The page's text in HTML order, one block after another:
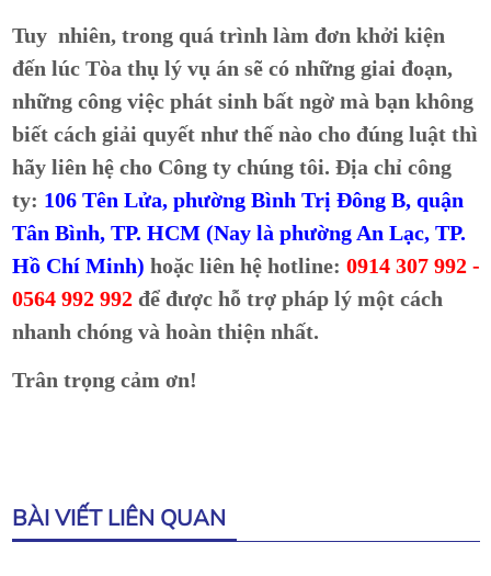
Tuy nhiên, trong quá trình làm đơn khởi kiện
đến lúc Tòa thụ lý vụ án sẽ có những giai đoạn,
những công việc phát sinh bất ngờ mà bạn không
biết cách giải quyết như thế nào cho đúng luật thì
hãy liên hệ cho Công ty chúng tôi. Địa chỉ công
ty: 106 Tên Lửa, phường Bình Trị Đông B, quận
Tân Bình, TP. HCM (Nay là phường An Lạc, TP.
Hồ Chí Minh) hoặc liên hệ hotline: 0914 307 992 -
0564 992 992để được hỗ trợ pháp lý một cách
nhanh chóng và hoàn thiện nhất.
Trân trọng cảm ơn!
BÀI VIẾT LIÊN QUAN